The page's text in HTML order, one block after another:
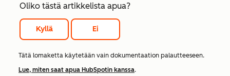
Oliko tästä artikkelista apua?
Kyllä Ei
Tätä lomaketta käytetään vain dokumentaation palautteeseen.
Lue, miten saat apua HubSpotin kanssa.